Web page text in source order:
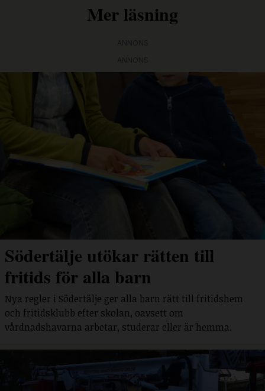
Mer läsning
Södertälje utökar rätten till
fritids för alla barn
Nya regler i Södertälje ger alla barn rätt till fritidshem
och fritidsklubb efter skolan, oavsett om
vårdnadshavarna arbetar, studerar eller är hemma.